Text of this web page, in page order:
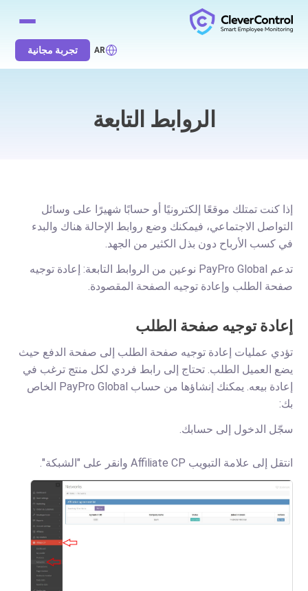
AR تجربة مجانية
الروابط التابعة
إذا كنت تمتلك موقعًا إلكترونيًا أو حسابًا شهيرًا على وسائل
التواصل الاجتماعي، فيمكنك وضع روابط الإحالة هناك والبدء
في كسب الأرباح دون بذل الكثير من الجهد.
تدعم PayPro Global نوعين من الروابط التابعة: إعادة توجيه
صفحة الطلب وإعادة توجيه الصفحة المقصودة.
إعادة توجيه صفحة الطلب
تؤدي عمليات إعادة توجيه صفحة الطلب إلى صفحة الدفع حيث
يضع العميل الطلب. تحتاج إلى رابط فردي لكل منتج ترغب في
إعادة بيعه. يمكنك إنشاؤها من حساب PayPro Global الخاص
بك:
سجّل الدخول إلى حسابك.
انتقل إلى علامة التبويب Affiliate CP وانقر على "الشبكة".